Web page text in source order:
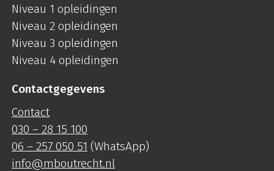
Niveau 1 opleidingen
Niveau 2 opleidingen
Niveau 3 opleidingen
Niveau 4 opleidingen
Contactgegevens
Contact
030 – 28 15 100
06 – 257 050 51 (WhatsApp)
info@mboutrecht.nl